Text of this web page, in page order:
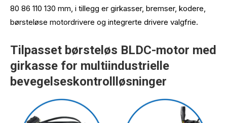
80 86 110 130 mm, i tillegg er girkasser, bremser, kodere,
børsteløse motordrivere og integrerte drivere valgfrie.
Tilpasset børsteløs BLDC-motor med
girkasse for multiindustrielle
bevegelseskontrollløsninger